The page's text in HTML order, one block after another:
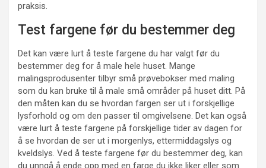
praksis.
Test fargene før du bestemmer deg
Det kan være lurt å teste fargene du har valgt før du
bestemmer deg for å male hele huset. Mange
malingsprodusenter tilbyr små prøvebokser med maling
som du kan bruke til å male små områder på huset ditt. På
den måten kan du se hvordan fargen ser ut i forskjellige
lysforhold og om den passer til omgivelsene. Det kan også
være lurt å teste fargene på forskjellige tider av dagen for
å se hvordan de ser ut i morgenlys, ettermiddagslys og
kveldslys. Ved å teste fargene før du bestemmer deg, kan
du unngå å ende opp med en farge du ikke liker eller som